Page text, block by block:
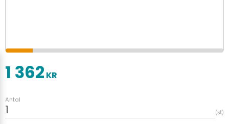
1 362 KR
Antal
st